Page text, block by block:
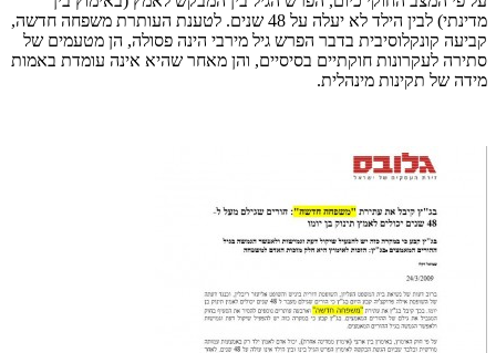
מדינתי) לבין הילד לא יעלה על 48 שנים. לטענת העותרת משפחה חדשה,
קביעה קונקלוסיבית בדבר הפרש גיל מירבי הינה פסולה, הן מטעמים של
סתירה לעקרונות חוקתיים בסיסיים, והן מאחר שהיא אינה עומדת באמות
מידה של תקינות מינהלית.